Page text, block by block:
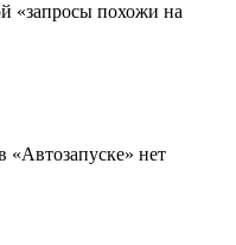
«запросы похожи на
«Автозапуске» нет